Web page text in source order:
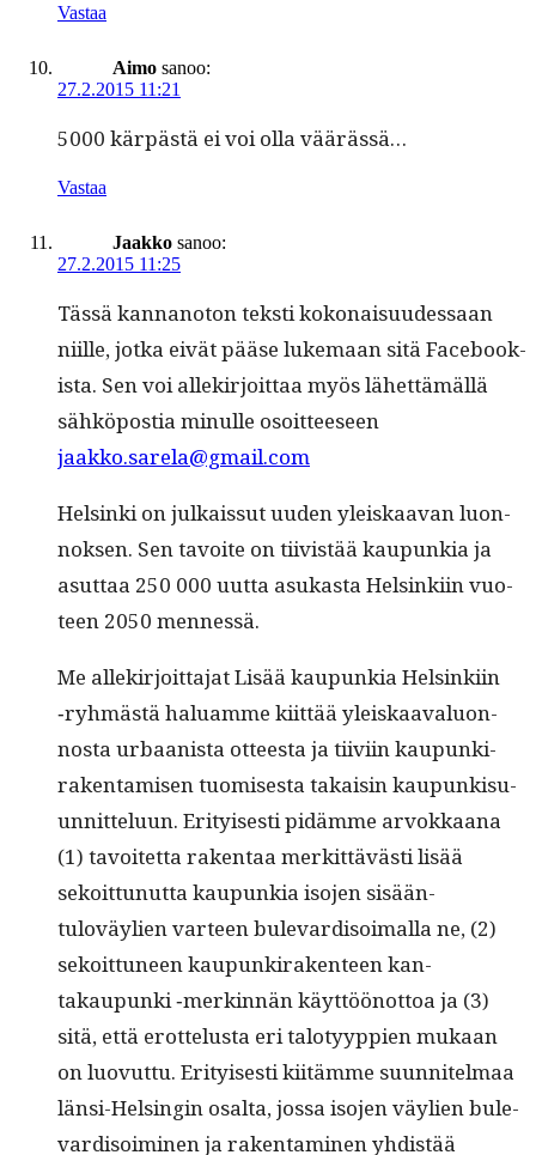
Vastaa
Aimo sanoo:
27.2.2015 11:21
5000 kär­pästä ei voi olla väärässä…
Vastaa
Jaakko sanoo:
27.2.2015 11:25
Tässä kan­nan­oton tek­sti kokon­aisu­udessaan
niille, jot­ka eivät pääse luke­maan sitä Face­book­
ista. Sen voi allekir­joit­taa myös lähet­tämäl­lä
sähkö­pos­tia min­ulle osoit­teeseen
jaakko.sarela@gmail.com
Helsin­ki on julkaissut uuden yleiskaa­van luon­
nok­sen. Sen tavoite on tiivistää kaupunkia ja
asut­taa 250 000 uut­ta asukas­ta Helsinki­in vuo­
teen 2050 mennessä.
Me allekir­joit­ta­jat Lisää kaupunkia Helsinki­in
‑ryh­mästä halu­amme kiit­tää yleiskaaval­u­on­
nos­ta urbaanista otteesta ja tiivi­in kaupunki­
rak­en­tamisen tuomis­es­ta takaisin kaupunkisu­
un­nit­telu­un. Eri­tyis­es­ti pidämme arvokkaana
(1) tavoitet­ta rak­en­taa merkit­tävästi lisää
sekoit­tunut­ta kaupunkia iso­jen sisään­
tuloväylien var­teen bule­vardis­oimal­la ne, (2)
sekoit­tuneen kaupunki­rak­en­teen kan­
takaupun­ki ‑merkin­nän käyt­töönot­toa ja (3)
sitä, että erot­telus­ta eri talo­tyyp­pi­en mukaan
on luovut­tu. Eri­tyis­es­ti kiitämme suun­nitel­maa
län­si-Helsin­gin osalta, jos­sa iso­jen väylien bule­
vardis­oimi­nen ja rak­en­t­a­mi­nen yhdis­tää